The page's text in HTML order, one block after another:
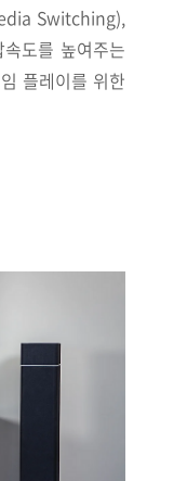
Switching),
도를 높여주는
플레이를 위한